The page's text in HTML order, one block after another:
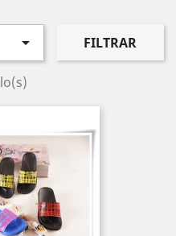
 FILTRAR